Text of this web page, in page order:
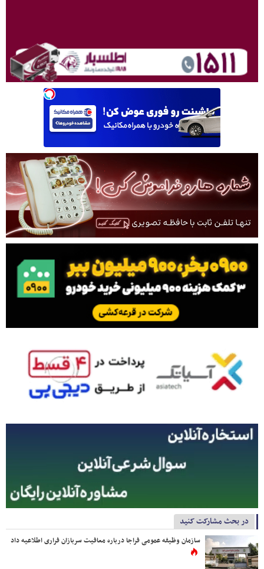
در بحث مشارکت کنید
سازمان وظیفه عمومی فراجا درباره معافیت سربازان فراری اطلاعیه داد